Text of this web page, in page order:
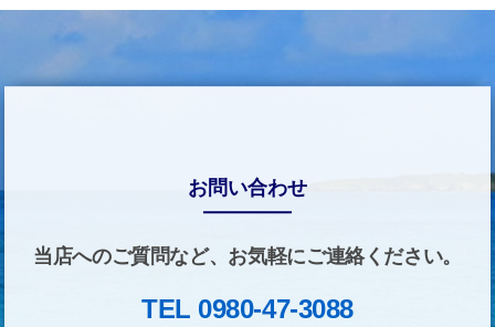
お問い合わせ
当店へのご質問など、お気軽にご連絡ください。
TEL 0980-47-3088